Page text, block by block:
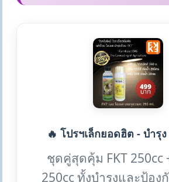
🔥 โปรฯเล็กยอดฮิต - บำรุ
ชุดคู่สุดคุ้ม FKT 250cc
250cc ทั้งบำรุงและป้อง